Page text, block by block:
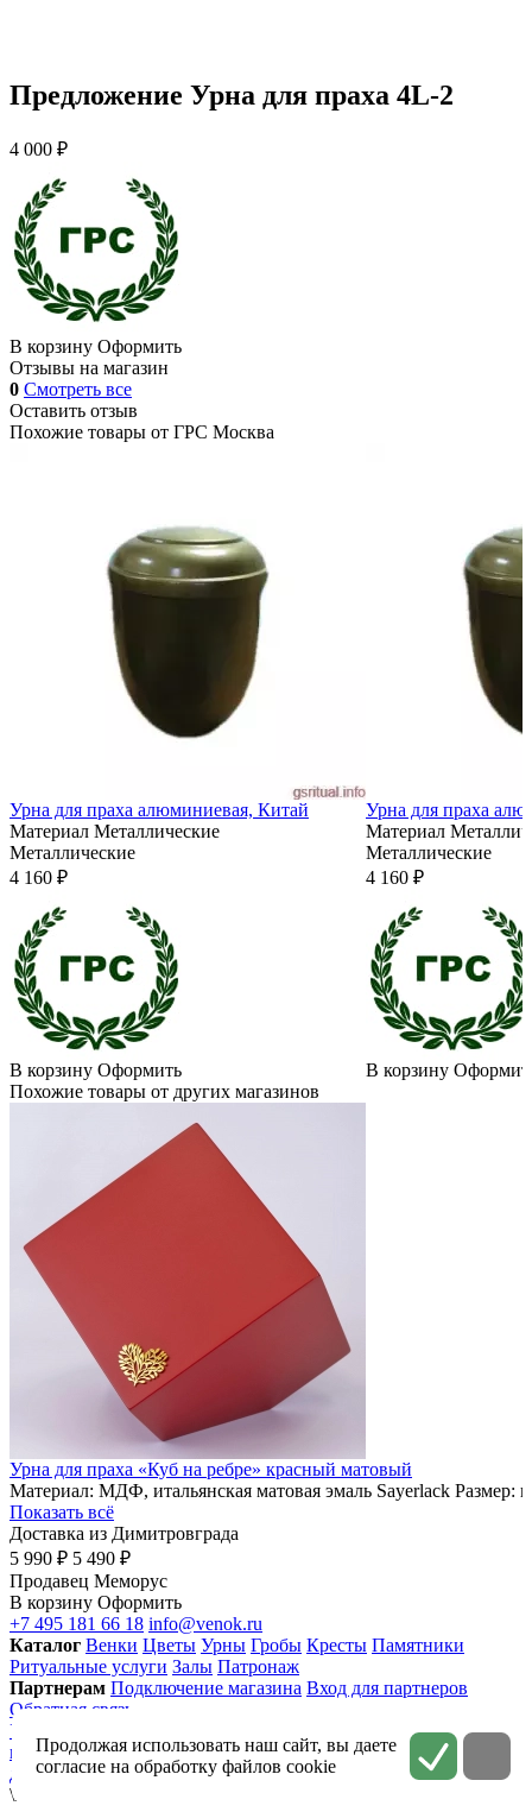
Предложение Урна для праха 4L-2
4 000 ₽
В корзину Оформить
Отзывы на магазин
0 Смотреть все
Оставить отзыв
Похожие товары от ГРС Москва
Урна для праха алюминиевая, Китай
Материал Металлические
Металлические
4 160 ₽
В корзину Оформить
Урна для праха
Материал
Металлические
4 160 ₽
В корзину
Похожие товары от других магазинов
Урна для праха «Куб на ребре» красный матовый
Материал: МДФ, итальянская матовая эмаль Sayerlack
Показать всё
Доставка из Димитровграда
5 990 ₽ 5 490 ₽
Продавец Меморус
В корзину Оформить
+7 495 181 66 18 info@venok.ru
Каталог Венки Цветы Урны Гробы Кресты Памятники
Ритуальные услуги Залы Патронаж
Партнерам Подключение магазина Вход для партнеров
Обратная связь
Условия использования
конфиденциальностиСоглашение на обработку персональных
данных
Продолжая использовать наш сайт, вы даете
согласие на обработку файлов cookie
\n